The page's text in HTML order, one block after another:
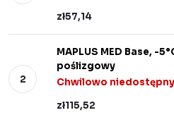
zł57,14
MAPLUS MED Base, -
poślizgowy
Chwilowo niedostępny
zł115,52